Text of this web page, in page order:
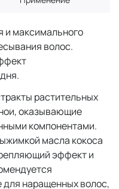
и максимального
волос.
растительных
оказывающие
компонентами.
масла кокоса
эффект и
для наращенных волос,